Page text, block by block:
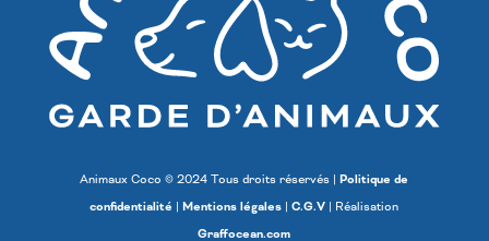
Animaux Coco © 2024 Tous droits réservés |Politique de
confidentialité |Mentions légales |C.G.V | Réalisation
Graffocean.com